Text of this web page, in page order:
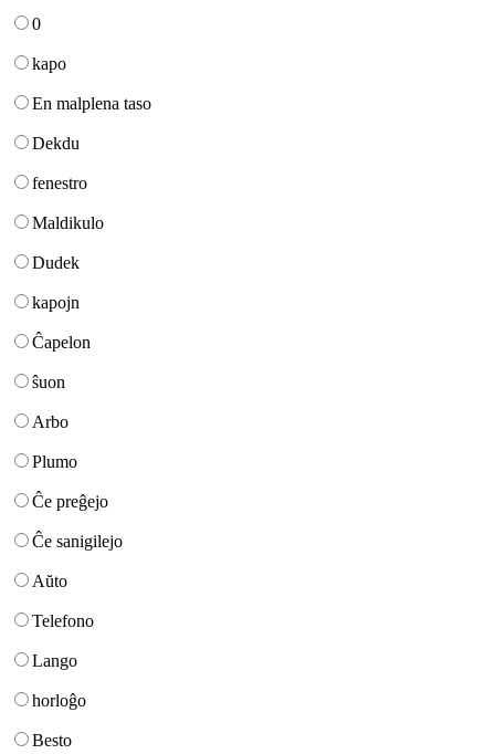
0
kapo
En malplena taso
Dekdu
fenestro
Maldikulo
Dudek
kapojn
Ĉapelon
ŝuon
Arbo
Plumo
Ĉe preĝejo
Ĉe sanigilejo
Aŭto
Telefono
Lango
horloĝo
Besto